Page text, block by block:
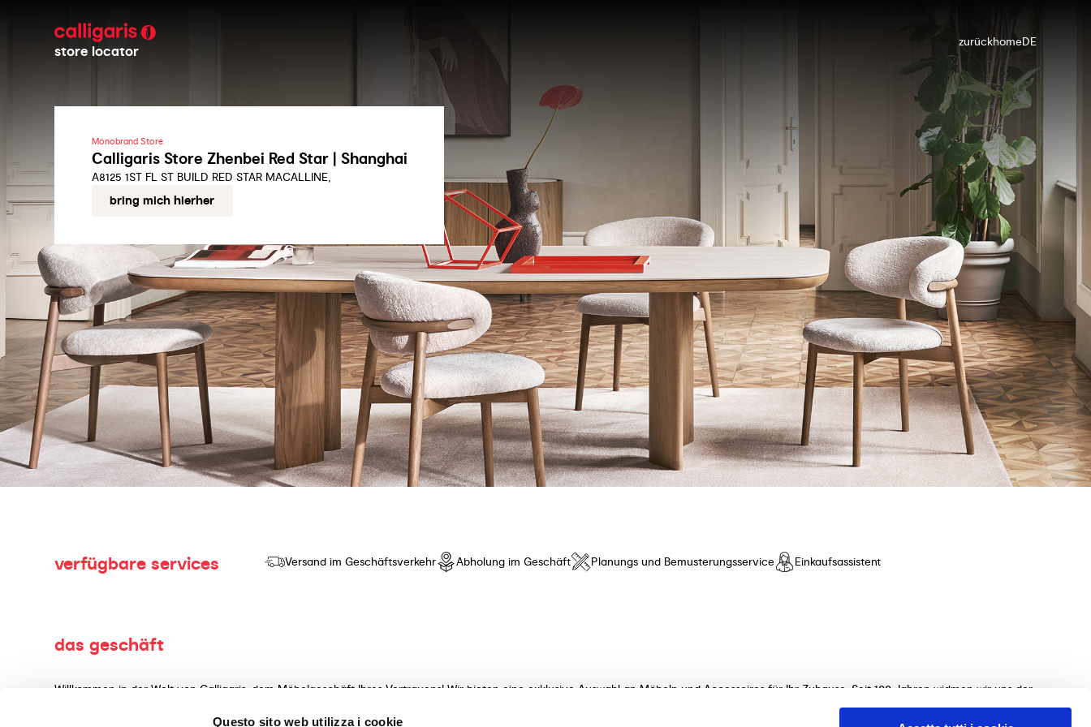
Questo sito web utilizza i cookie
store locator
zurückhomeDE
Monobrand Store
Calligaris Store Zhenbei Red Star | Shanghai
A8125 1ST FL ST BUILD RED STAR MACALLINE,
bring mich hierher
verfügbare services Versand im Geschäftsverkehr Abholung im Geschäft Planungs und Bemusterungsservice Einkaufsassistent
das geschäft
Willkommen in der Welt von Calligaris, dem Möbelgeschäft Ihres Vertrauens! Wir bieten eine exklusive Auswahl an Möbeln und Accessoires für Ihr Zuhause. Seit 100 Jahren widmen wir uns der
Herstellung und dem Verkauf von hochwertigen Produkten mit innovativem Design und besonderem Komfort. Entdecken Sie unsere Kollektionen von Tischen, Stühlen, Betten, Sofas und